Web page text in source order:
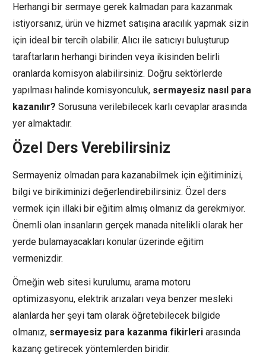
Herhangi bir sermaye gerek kalmadan para kazanmak
istiyorsanız, ürün ve hizmet satışına aracılık yapmak sizin
için ideal bir tercih olabilir. Alıcı ile satıcıyı buluşturup
taraftarların herhangi birinden veya ikisinden belirli
oranlarda komisyon alabilirsiniz. Doğru sektörlerde
yapılması halinde komisyonculuk, sermayesiz nasıl para
kazanılır? Sorusuna verilebilecek karlı cevaplar arasında
yer almaktadır.
Özel Ders Verebilirsiniz
Sermayeniz olmadan para kazanabilmek için eğitiminizi,
bilgi ve birikiminizi değerlendirebilirsiniz. Özel ders
vermek için illaki bir eğitim almış olmanız da gerekmiyor.
Önemli olan insanların gerçek manada nitelikli olarak her
yerde bulamayacakları konular üzerinde eğitim
vermenizdir.
Örneğin web sitesi kurulumu, arama motoru
optimizasyonu, elektrik arızaları veya benzer mesleki
alanlarda her şeyi tam olarak öğretebilecek bilgide
olmanız, sermayesiz para kazanma fikirleri arasında
kazanç getirecek yöntemlerden biridir.